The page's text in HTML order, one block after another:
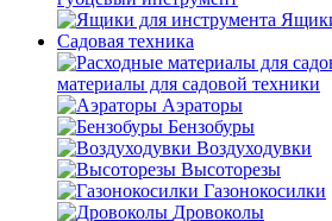
Садовая техника
материалы для садовой техники
Аэраторы
Бензобуры
Воздуходувки
Высоторезы
Газонокосилки
Дровоколы